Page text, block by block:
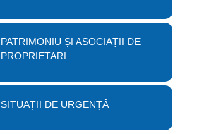
PATRIMONIU ȘI ASOCIAȚII DE
PROPRIETARI
SITUAȚII DE URGENȚĂ